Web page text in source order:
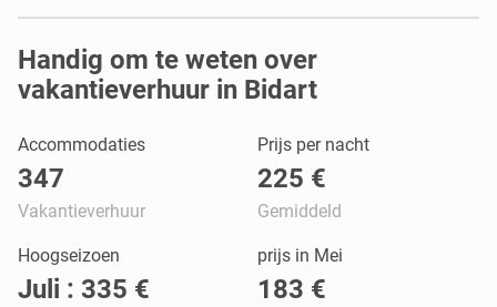
Handig om te weten over
vakantieverhuur in Bidart
Accommodaties
347
Vakantieverhuur
Prijs per nacht
225 €
Gemiddeld
Hoogseizoen
Juli : 335 €
prijs in Mei
183 €